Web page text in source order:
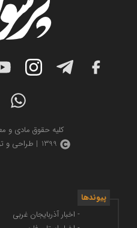
کلیه حقوق مادی و
1399 | طراحی و توسعه:
پیوندها
- اخبار آذربایجان غربی